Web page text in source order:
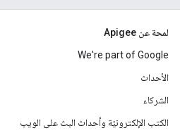
لمحة عن Apigee
We're part of Google
الأحداث
الشركاء
الكتب الإلكترونيّة وأحداث البث على الويب